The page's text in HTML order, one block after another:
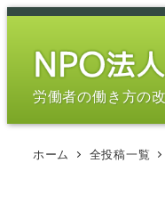
メ
労働者の働き方の
ホーム 全投稿一覧